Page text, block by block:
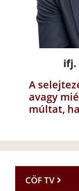
ifj.
A
avagy
múltat,
CÖF TV